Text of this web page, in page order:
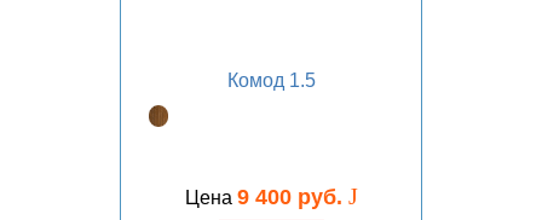
Комод 1.5
Цена 9 400 руб. J